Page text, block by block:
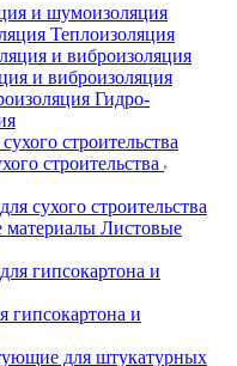
и шумоизоляция
Теплоизоляция
и виброизоляция
Гидро-
строительства
сухого строительства
Листовые
гипсокартона и